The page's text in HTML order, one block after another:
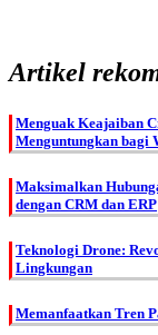
Artikel
Menguak Keajaiban
Menguntungkan bagi
Maksimalkan
dengan CRM dan ERP
Teknologi Drone:
Lingkungan
Memanfaatkan Tren